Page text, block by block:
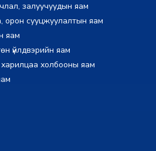
залуучуудын яам
орон сууцжуулалтын яам
яам
үйлдвэрийн яам
холбооны яам